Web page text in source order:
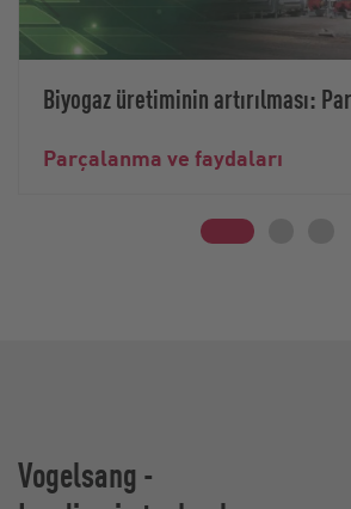
Biyogaz üretiminin artırılması:
Parçalanma ve faydaları
Vogelsang -